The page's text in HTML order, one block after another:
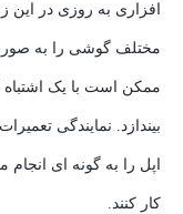
افزاری به روزی در این
مختلف گوشی را به
ممکن است با یک اشتباه
بیندازد. نمایندگی
اپل را به گونه ای
کار کنند.